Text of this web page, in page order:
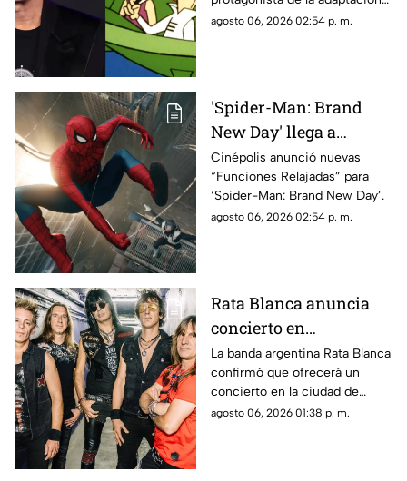
en acción real de “Los
agosto 06, 2026 02:54 p. m.
'Spider-Man: Brand
New Day' llega a
Chihuahua con
funciones adaptadas
para personas
neurodivergentes
Cinépolis anunció nuevas
“Funciones Relajadas” para
‘Spider-Man: Brand New Day’.
agosto 06, 2026 02:54 p. m.
Rata Blanca anuncia
concierto en
Chihuahua capital:
confirman fecha
La banda argentina Rata Blanca
confirmó que ofrecerá un
concierto en la ciudad de
Chihuahua como parte de su
agosto 06, 2026 01:38 p. m.